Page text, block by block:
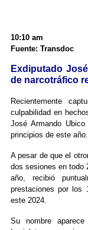
10:10 am
Fuente: Transdoc
Exdiputado
de narcotráfico
Recientemente
culpabilidad en
José Armando
principios de este año.
A pesar de que el
dos sesiones en todo
año, recibió
prestaciones por los
este 2024.
Su nombre